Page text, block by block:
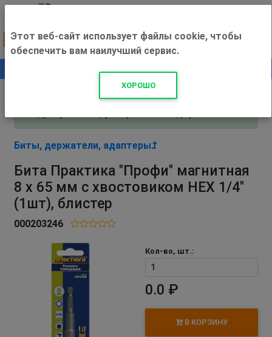
+500 ₽
Внимание! С 3 августа магазин работает по
Биты, держатели, адаптеры
Бита Практика "Профи" магнитная
8 х 65 мм с хвостовиком HEX 1/4"
(1шт), блистер
000203246
Кол-во, шт.:
0.0 ₽
В КОРЗИНУ
Этот веб-сайт использует файлы cookie, чтобы
обеспечить вам наилучший сервис.
ХОРОШО